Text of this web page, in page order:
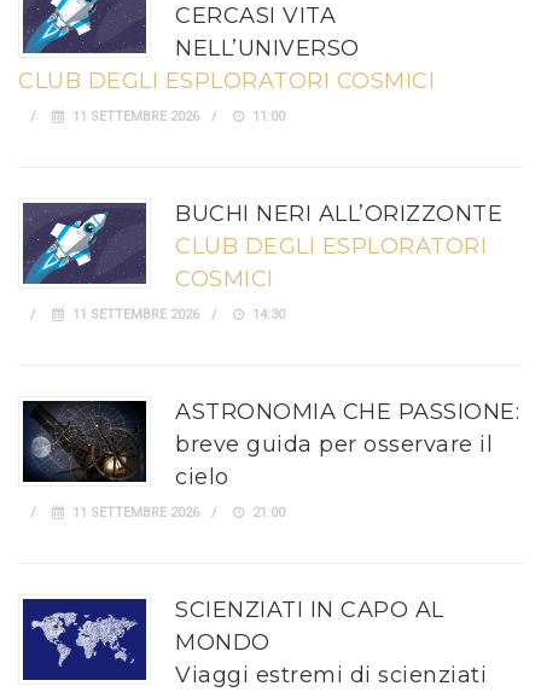
CERCASI VITA
NELL’UNIVERSO
CLUB DEGLI ESPLORATORI COSMICI
11 SETTEMBRE 2026 11:00
BUCHI NERI ALL’ORIZZONTE
CLUB DEGLI ESPLORATORI
COSMICI
11 SETTEMBRE 2026 14:30
ASTRONOMIA CHE PASSIONE:
breve guida per osservare il
cielo
11 SETTEMBRE 2026 21:00
SCIENZIATI IN CAPO AL
MONDO
Viaggi estremi di scienziati